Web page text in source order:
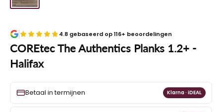
4.8 gebaseerd op 116+ beoordelingen
COREtec The Authentics Planks 1.2+ -
Halifax
Betaal in termijnen Klarna · iDEAL